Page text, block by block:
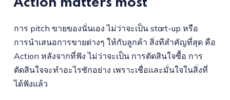
การ pitch ขายของนั่นเอง ไม่ว่าจะเป็น start-up หรือ
การนำเสนอการขายต่างๆ ให้กับลูกค้า สิ่งทีสำคัญที่สุด คือ
Action หลังจากที่ฟัง ไม่ว่าจะเป็น การตัดสินใจซื้อ การ
ตัดสินใจจะทำอะไรซักอย่าง เพราะเชื่อและมั่นใจในสิ่งที่
ได้ฟังแล้ว